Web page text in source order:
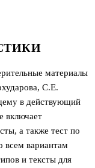
материалы
С.Е.
в действующий
включает
а также тест по
всем вариантам
и тексты для